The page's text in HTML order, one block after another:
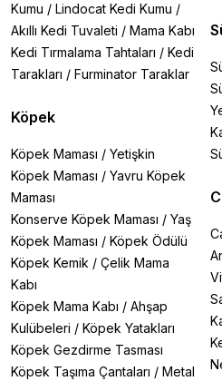
Kumu / Lindocat Kedi Kumu /
Akıllı Kedi Tuvaleti / Mama Kabı
Kedi Tırmalama Tahtaları / Kedi
Tarakları / Furminator Taraklar
Köpek
Köpek Maması / Yetişkin
Köpek Maması / Yavru Köpek
Maması
Konserve Köpek Maması / Yaş
Köpek Maması / Köpek Ödülü
Köpek Kemik / Çelik Mama
Kabı
Köpek Mama Kabı / Ahşap
Kulübeleri / Köpek Yatakları
Köpek Gezdirme Tasması
Köpek Taşıma Çantaları / Metal